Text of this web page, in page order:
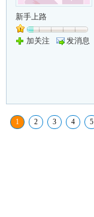
新手上路
加关注 发消息
1 2 3 4 5